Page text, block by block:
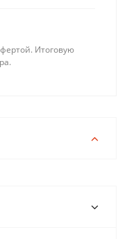
Итоговую